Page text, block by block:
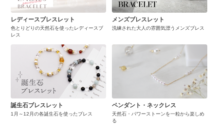
レディースブレスレット
色とりどりの天然石を使ったレディースブ
レス
メンズブレスレット
洗練された大人の雰囲気漂うメンズブレス
誕生石ブレスレット
1月～12月の各誕生石を使ったブレス
ペンダント・ネックレス
天然石・パワーストーンを一粒から楽しめ
る